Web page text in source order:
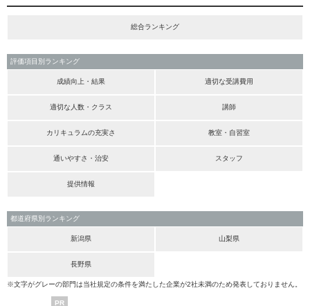
総合ランキング
評価項目別ランキング
成績向上・結果 適切な受講費用
適切な人数・クラス 講師
カリキュラムの充実さ 教室・自習室
通いやすさ・治安 スタッフ
提供情報
都道府県別ランキング
新潟県 山梨県
長野県
※文字がグレーの部門は当社規定の条件を満たした企業が2社未満のため発表しておりません。
PR